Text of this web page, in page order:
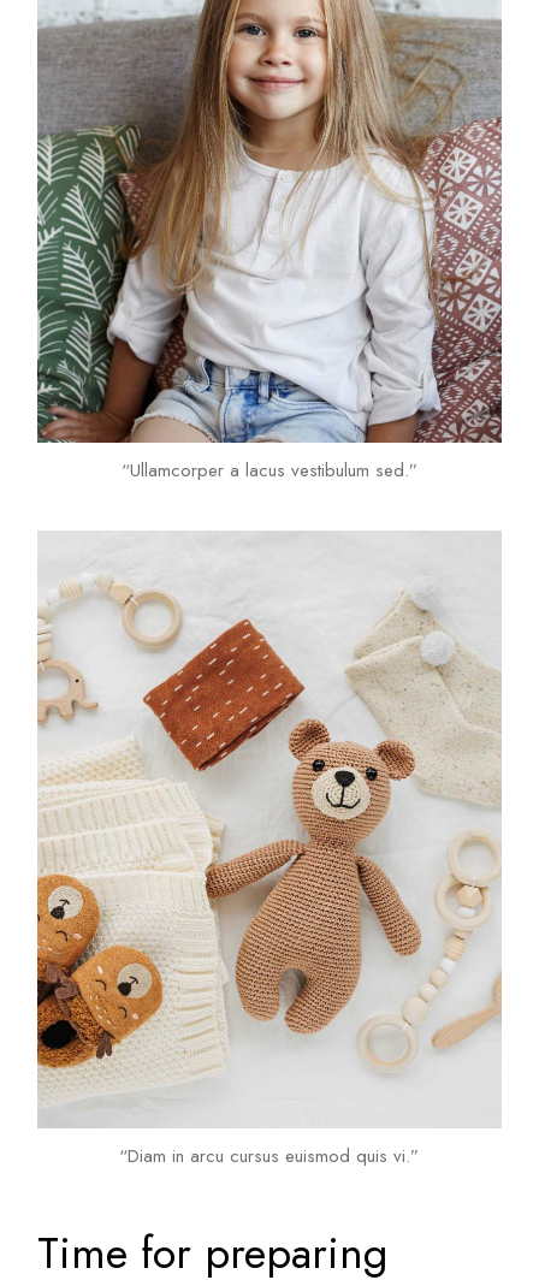
“Ullamcorper a lacus vestibulum sed.”
“Diam in arcu cursus euismod quis vi.”
Time for preparing